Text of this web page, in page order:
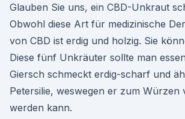
Glauben Sie uns, ein CBD-Unkraut
Obwohl diese Art für medizinische
von CBD ist erdig und holzig. Sie
Diese fünf Unkräuter sollte man
Giersch schmeckt erdig-scharf und
Petersilie, weswegen er zum Würzen
werden kann.